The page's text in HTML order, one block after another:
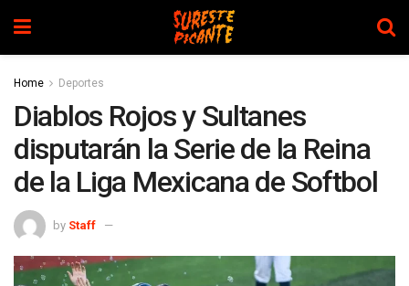
Home Deportes
Diablos Rojos y Sultanes
disputarán la Serie de la Reina
de la Liga Mexicana de Softbol
by Staff